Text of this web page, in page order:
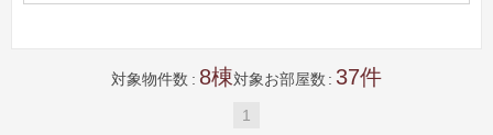
対象物件数 8 対象お部屋数 37
1